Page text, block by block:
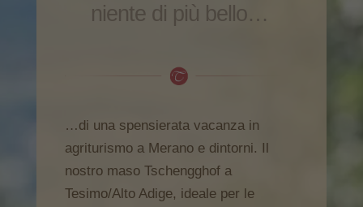
niente di più bello…
…di una spensierata vacanza in
agriturismo a Merano e dintorni. Il
nostro maso Tschengghof a
Tesimo/Alto Adige, ideale per le